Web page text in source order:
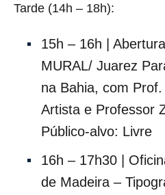
Tarde (14h – 18h):
15h – 16h |
MURAL/ Juarez
na Bahia, com
Artista e Professor
Público-alvo: Livre
16h – 17h30 |
de Madeira –